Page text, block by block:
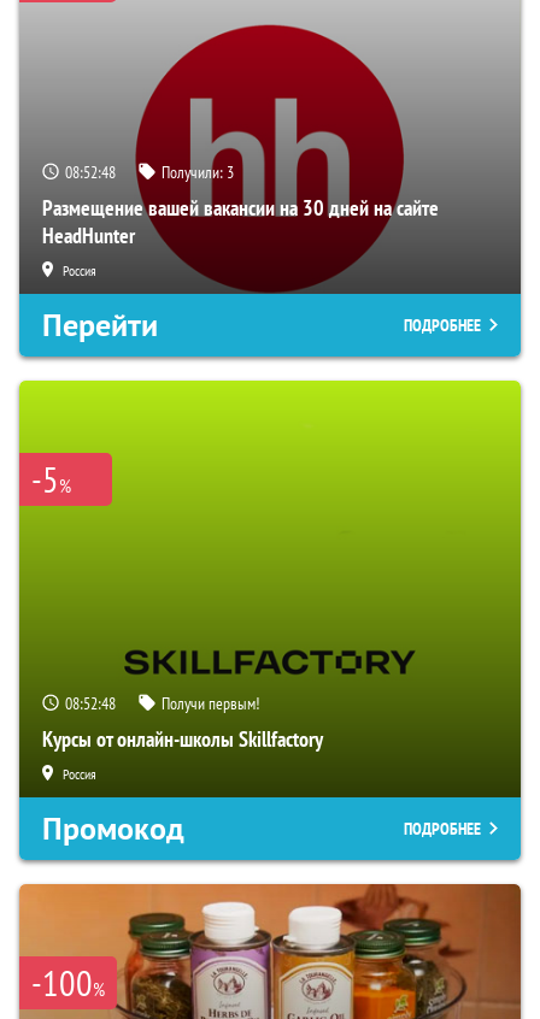
08:52:47 Получили: 3
Размещение вашей вакансии на 30 дней на сайте
HeadHunter
Россия
Перейти ПОДРОБНЕЕ
-5%
08:52:47 Получи первым!
Курсы от онлайн-школы Skillfactory
Россия
Промокод ПОДРОБНЕЕ
-100%